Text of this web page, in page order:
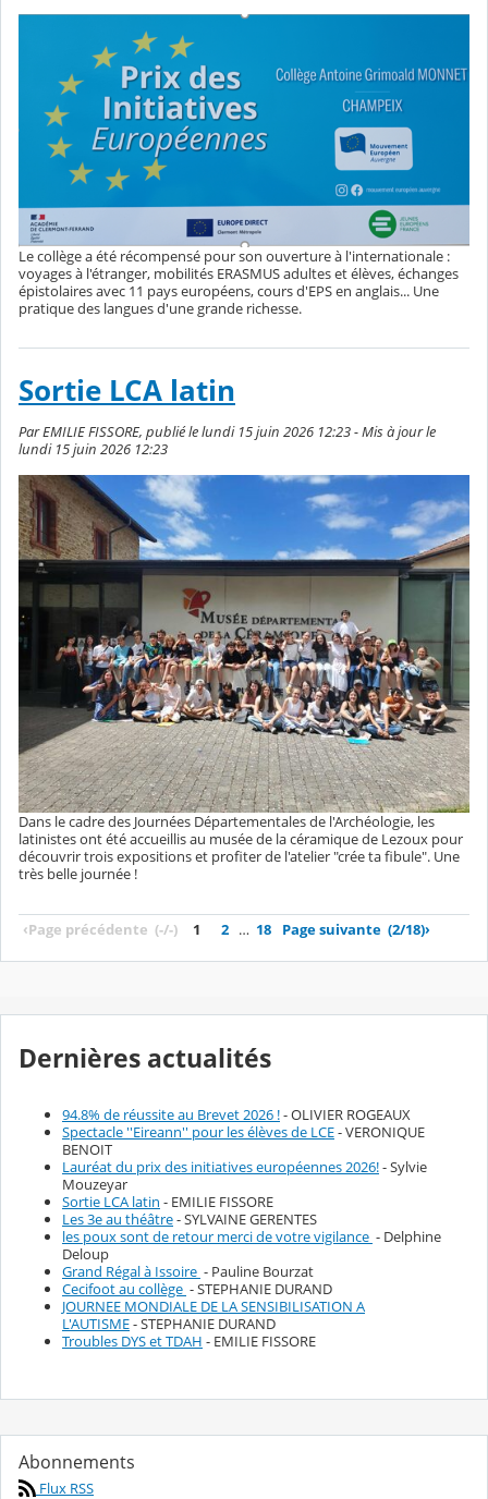
Le collège a été récompensé pour son ouverture à l'internationale :
voyages à l'étranger, mobilités ERASMUS adultes et élèves, échanges
épistolaires avec 11 pays européens, cours d'EPS en anglais... Une
pratique des langues d'une grande richesse.
Sortie LCA latin
Par EMILIE FISSORE, publié le lundi 15 juin 2026 12:23 - Mis à jour le
lundi 15 juin 2026 12:23
Dans le cadre des Journées Départementales de l'Archéologie, les
latinistes ont été accueillis au musée de la céramique de Lezoux pour
découvrir trois expositions et profiter de l'atelier "crée ta fibule". Une
très belle journée !
‹Page précédente (-/-) 1 2 … 18 Page suivante (2/18)›
Dernières actualités
94.8% de réussite au Brevet 2026 !- OLIVIER ROGEAUX
Spectacle ''Eireann'' pour les élèves de LCE- VERONIQUE
BENOIT
Lauréat du prix des initiatives européennes 2026!- Sylvie
Mouzeyar
Sortie LCA latin - EMILIE FISSORE
Les 3e au théâtre- SYLVAINE GERENTES
les poux sont de retour merci de votre vigilance - Delphine
Deloup
Grand Régal à Issoire - Pauline Bourzat
Cecifoot au collège - STEPHANIE DURAND
JOURNEE MONDIALE DE LA SENSIBILISATION A
L'AUTISME- STEPHANIE DURAND
Troubles DYS et TDAH - EMILIE FISSORE
Abonnements
Flux RSS